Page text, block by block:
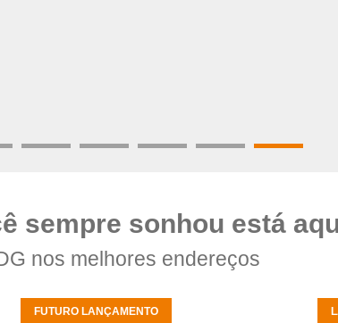
sempre sonhou está
nos melhores endereços
FUTURO LANÇAMENTO